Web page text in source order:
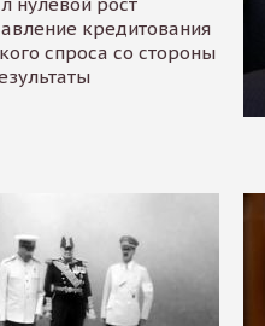
кредитования
спроса со стороны